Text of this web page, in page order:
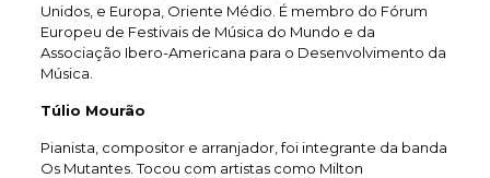
Unidos, e Europa, Oriente Médio. É membro do Fórum
Europeu de Festivais de Música do Mundo e da
Associação Ibero-Americana para o Desenvolvimento da
Música.
Túlio Mourão
Pianista, compositor e arranjador, foi integrante da banda
Os Mutantes. Tocou com artistas como Milton